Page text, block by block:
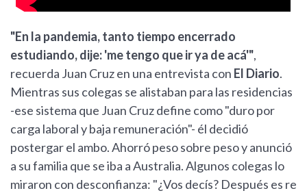
"En la pandemia, tanto tiempo encerrado
estudiando, dije: 'me tengo que ir ya de acá'",
recuerda Juan Cruz en una entrevista con El Diario.
Mientras sus colegas se alistaban para las residencias
-ese sistema que Juan Cruz define como "duro por
carga laboral y baja remuneración"- él decidió
postergar el ambo. Ahorró peso sobre peso y anunció
a su familia que se iba a Australia. Algunos colegas lo
miraron con desconfianza: "¿Vos decís? Después es re